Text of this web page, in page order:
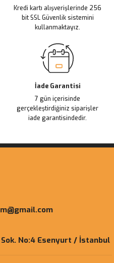
olmalı.Kredi kartı alışverişlerinde 256
bit SSL Güvenlik sistemini
kullanmaktayız.
İade Garantisi
7 gün içerisinde
gerçekleştirdiğiniz siparişler
iade garantisindedir.
Sok. No:4 Esenyurt / İstanbul